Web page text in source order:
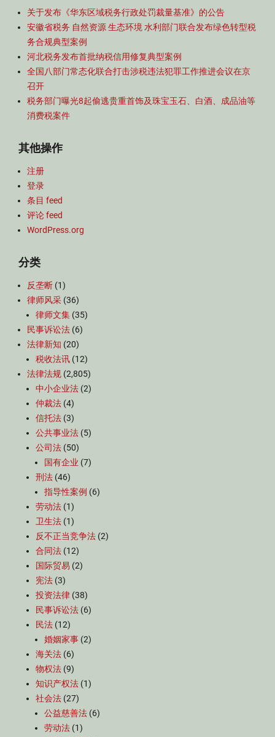
关于发布《华东区域税务行政处罚裁量基准》的公告
安徽省税务 自然资源 生态环境 水利部门联合发布绿色转型税
务合规典型案例
河北税务发布首批纳税信用修复典型案例
全国八部门常态化联合打击涉税违法犯罪工作推进会议在京
召开
税务部门曝光8起偷逃贵重首饰及珠宝玉石、白酒、成品油等
消费税案件
其他操作
注册
登录
条目 feed
评论 feed
WordPress.org
分类
反垄断 (1)
律师风采 (36)
律师文集 (35)
民事诉讼法 (6)
法律新知 (20)
税收法讯 (12)
法律法规 (2,805)
中小企业法 (2)
仲裁法 (4)
信托法 (3)
公共事业法 (5)
公司法 (50)
国有企业 (7)
刑法 (46)
指导性案例 (6)
劳动法 (1)
卫生法 (1)
反不正当竞争法 (2)
合同法 (12)
国际贸易 (2)
宪法 (3)
投资法律 (38)
民事诉讼法 (6)
民法 (12)
婚姻家事 (2)
海关法 (6)
物权法 (9)
知识产权法 (1)
社会法 (27)
公益慈善法 (6)
劳动法 (1)